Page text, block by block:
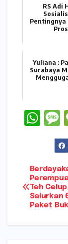
RS Adi
Pentingnya
Yuliana :
Surabaya
W
ts
A
p
e
pos
Teh
Salurkan
Paket